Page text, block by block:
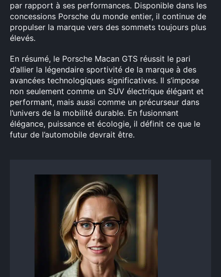
par rapport à ses performances. Disponible dans les
concessions Porsche du monde entier, il continue de
propulser la marque vers des sommets toujours plus
élevés.
En résumé, le Porsche Macan GTS réussit le pari
d’allier la légendaire sportivité de la marque à des
avancées technologiques significatives. Il s’impose
non seulement comme un SUV électrique élégant et
performant, mais aussi comme un précurseur dans
l’univers de la mobilité durable. En fusionnant
élégance, puissance et écologie, il définit ce que le
futur de l’automobile devrait être.